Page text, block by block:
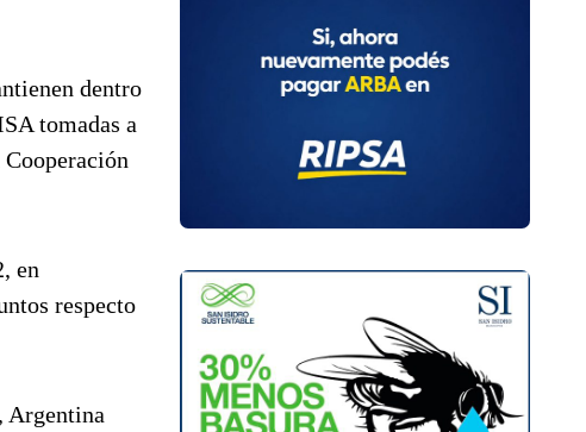
dentro
tomadas a
en
respecto
Argentina